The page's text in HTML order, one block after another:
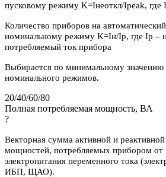
пусковому режиму K=Iнеоткл/Ipeak, где
Количество приборов на
номинальному режиму K=Iн/Iр, где Iр –
потребляемый ток прибора
Выбирается по минимальному значению
номинального режимов.
20/40/60/80
Полная потребляемая мощность, ВА
?
Векторная сумма активной и реактивной
мощностей, потребляемых прибором от
электропитания переменного тока
ИБП, ЩАО).